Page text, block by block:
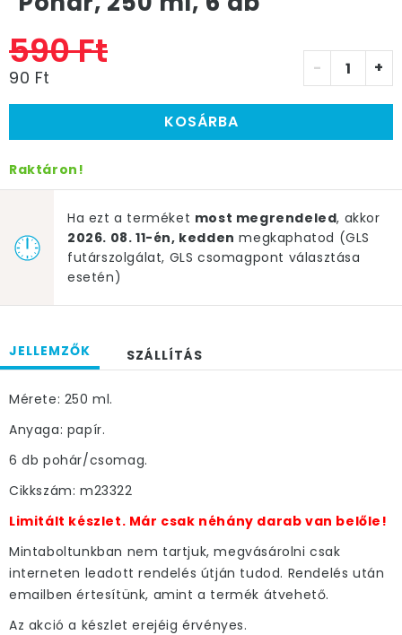
590 Ft
90 Ft - +
KOSÁRBA
Raktáron!
Ha ezt a terméket most megrendeled, akkor
2026. 08. 11-én, kedden megkaphatod (GLS
futárszolgálat, GLS csomagpont választása
esetén)
JELLEMZŐK SZÁLLÍTÁS
Mérete: 250 ml.
Anyaga: papír.
6 db pohár/csomag.
Cikkszám: m23322
Limitált készlet. Már csak néhány darab van belőle!
Mintaboltunkban nem tartjuk, megvásárolni csak
interneten leadott rendelés útján tudod. Rendelés után
emailben értesítünk, amint a termék átvehető.
Az akció a készlet erejéig érvényes.